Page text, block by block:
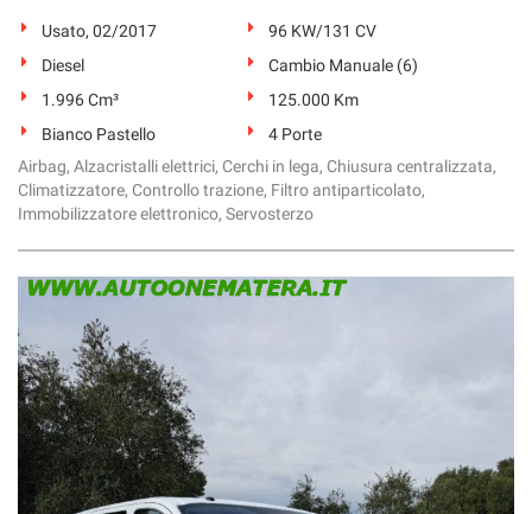
Usato, 02/2017
96 KW/131 CV
Diesel
Cambio Manuale (6)
1.996 Cm³
125.000 Km
Bianco Pastello
4 Porte
Airbag, Alzacristalli elettrici, Cerchi in lega, Chiusura centralizzata,
Climatizzatore, Controllo trazione, Filtro antiparticolato,
Immobilizzatore elettronico, Servosterzo